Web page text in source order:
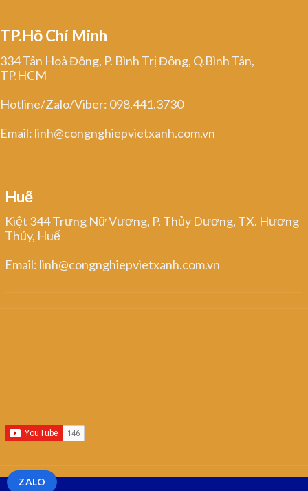
TP.Hồ Chí Minh
334 Tân Hoà Đông, P. Bình Trị Đông, Q.Bình Tân,
TP.HCM
Hotline/Zalo/Viber: 098.441.3730
Email: linh@congnghiepvietxanh.com.vn
Huế
Kiệt 344 Trưng Nữ Vương, P. Thủy Dương, TX. Hương
Thủy, Huế
Email: linh@congnghiepvietxanh.com.vn
ZALO